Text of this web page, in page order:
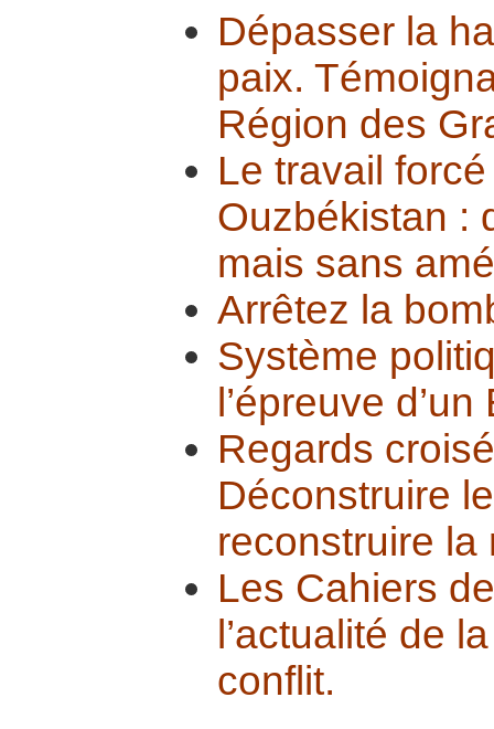
Dépasser la
paix.
Région des
Le travail
Ouzbékistan :
mais sans
Arrêtez la
Système
l’épreuve
Regards
Déconstruire
reconstruire la
Les Cahiers
l’actualité de
conflit.